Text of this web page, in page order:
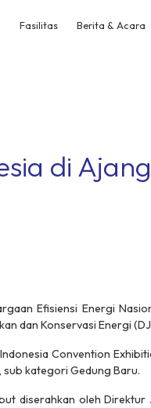
Fasilitas Berita & Acara
di
Efisiensi Energi
dan Konservasi Energi
Convention
kategori Gedung Baru.
diserahkan oleh